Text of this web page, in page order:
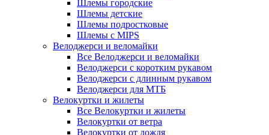
Шлемы городские
Шлемы детские
Шлемы подростковые
Шлемы с MIPS
Велоджерси и веломайки
Все Велоджерси и веломайки
Велоджерси с коротким рукавом
Велоджерси с длинным рукавом
Велоджерси для МТБ
Велокуртки и жилеты
Все Велокуртки и жилеты
Велокуртки от ветра
Велокуртки от дождя